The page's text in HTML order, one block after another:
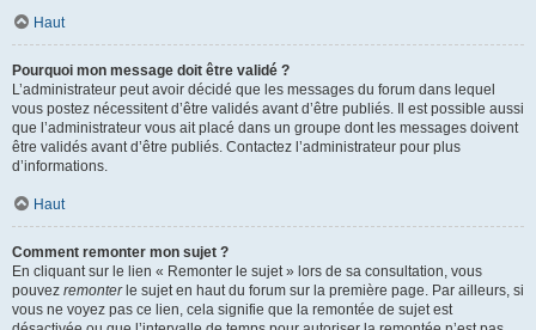
Haut
Pourquoi mon message doit être validé ?
L’administrateur peut avoir décidé que les messages du forum dans lequel
vous postez nécessitent d’être validés avant d’être publiés. Il est possible aussi
que l’administrateur vous ait placé dans un groupe dont les messages doivent
être validés avant d’être publiés. Contactez l’administrateur pour plus
d’informations.
Haut
Comment remonter mon sujet ?
En cliquant sur le lien « Remonter le sujet » lors de sa consultation, vous
pouvez remonterle sujet en haut du forum sur la première page. Par ailleurs, si
vous ne voyez pas ce lien, cela signifie que la remontée de sujet est